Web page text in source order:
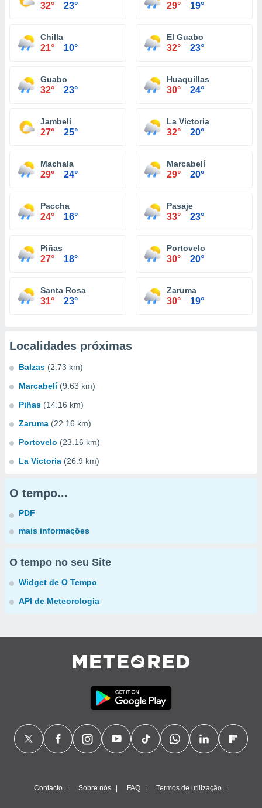
32° 23° 29° 19°
Chilla
21° 10°
El Guabo
32° 23°
Guabo
32° 23°
Huaquillas
30° 24°
Jambeli
27° 25°
La Victoria
32° 20°
Machala
29° 24°
Marcabelí
29° 20°
Paccha
24° 16°
Pasaje
33° 23°
Piñas
27° 18°
Portovelo
30° 20°
Santa Rosa
31° 23°
Zaruma
30° 19°
Localidades próximas
Balzas (2.73 km)
Marcabelí (9.63 km)
Piñas (14.16 km)
Zaruma (22.16 km)
Portovelo (23.16 km)
La Victoria (26.9 km)
O tempo...
PDF
mais informações
O tempo no seu Site
Widget de O Tempo
API de Meteorologia
Contacto Sobre nós FAQ Termos de utilização